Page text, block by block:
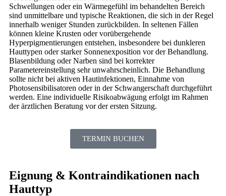
Schwellungen oder ein Wärmegefühl im behandelten Bereich
sind unmittelbare und typische Reaktionen, die sich in der Regel
innerhalb weniger Stunden zurückbilden. In seltenen Fällen
können kleine Krusten oder vorübergehende
Hyperpigmentierungen entstehen, insbesondere bei dunkleren
Hauttypen oder starker Sonnenexposition vor der Behandlung.
Blasenbildung oder Narben sind bei korrekter
Parametereinstellung sehr unwahrscheinlich. Die Behandlung
sollte nicht bei aktiven Hautinfektionen, Einnahme von
Photosensibilisatoren oder in der Schwangerschaft durchgeführt
werden. Eine individuelle Risikoabwägung erfolgt im Rahmen
der ärztlichen Beratung vor der ersten Sitzung.
TERMIN BUCHEN
Eignung & Kontraindikationen nach
Hauttyp